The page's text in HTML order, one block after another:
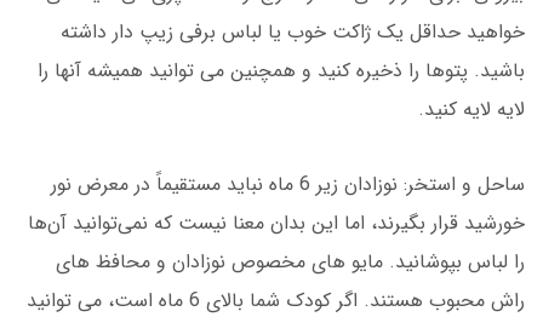
خواهید حداقل یک ژاکت خوب یا لباس برفی زیپ دار داشته
باشید. پتوها را ذخیره کنید و همچنین می توانید همیشه آنها را
لایه لایه کنید.
ساحل و استخر: نوزادان زیر 6 ماه نباید مستقیماً در معرض نور
خورشید قرار بگیرند، اما این بدان معنا نیست که نمی‌توانید آن‌ها
را لباس بپوشانید. مایو های مخصوص نوزادان و محافظ های
راش محبوب هستند. اگر کودک شما بالای 6 ماه است، می توانید